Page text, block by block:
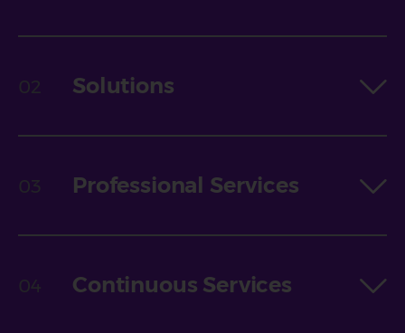
Solutions
Professional Services
Continuous Services